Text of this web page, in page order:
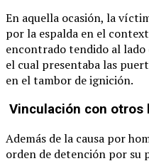
En aquella ocasión, la
por la espalda en el
encontrado tendido al
el cual presentaba las
en el tambor de ignición.
Vinculación con otros
Además de la causa por
orden de detención por